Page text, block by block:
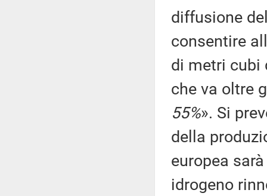
diffusione
consentire
di metri cubi
che va oltre
55%». Si
della
europea
idrogeno